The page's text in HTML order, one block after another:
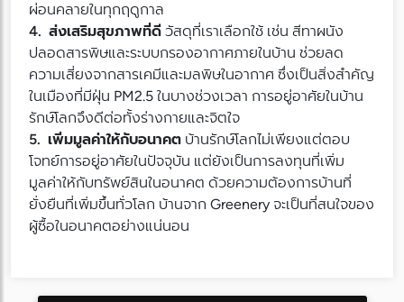
ผ่อนคลายในทุกฤดูกาล
4. ส่งเสริมสุขภาพที่ดี วัสดุที่เราเลือกใช้ เช่น สีทาผนัง
ปลอดสารพิษและระบบกรองอากาศภายในบ้าน ช่วยลด
ความเสี่ยงจากสารเคมีและมลพิษในอากาศ ซึ่งเป็นสิ่งสำคัญ
ในเมืองที่มีฝุ่น PM2.5 ในบางช่วงเวลา การอยู่อาศัยในบ้าน
รักษ์โลกจึงดีต่อทั้งร่างกายและจิตใจ
5. เพิ่มมูลค่าให้กับอนาคต บ้านรักษ์โลกไม่เพียงแต่ตอบ
โจทย์การอยู่อาศัยในปัจจุบัน แต่ยังเป็นการลงทุนที่เพิ่ม
มูลค่าให้กับทรัพย์สินในอนาคต ด้วยความต้องการบ้านที่
ยั่งยืนที่เพิ่มขึ้นทั่วโลก บ้านจาก Greenery จะเป็นที่สนใจของ
ผู้ซื้อในอนาคตอย่างแน่นอน